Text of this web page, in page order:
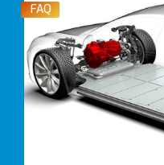
FAQ